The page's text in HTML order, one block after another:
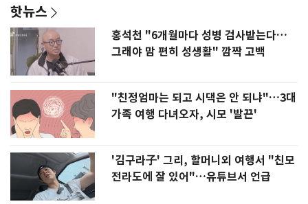
핫뉴스
홍석천 "6개월마다 성병 검사받는다…
그래야 맘 편히 성생활" 깜짝 고백
"친정엄마는 되고 시댁은 안 되냐"…3대
가족 여행 다녀오자, 시모 '발끈'
'김구라子' 그리, 할머니외 여행서 "친모
전라도에 잘 있어"…유튜브서 언급